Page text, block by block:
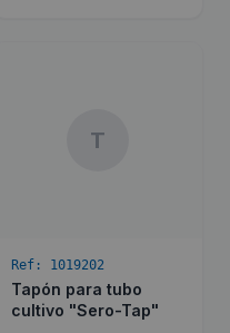
T
Ref: 1019202
Tapón para tubo
cultivo "Sero-Tap"